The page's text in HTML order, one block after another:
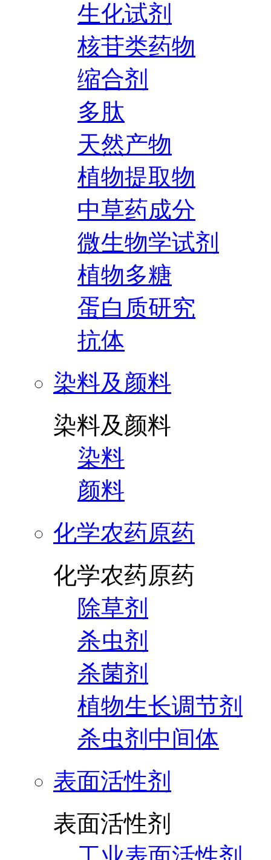
生化试剂
核苷类药物
缩合剂
多肽
天然产物
植物提取物
中草药成分
微生物学试剂
植物多糖
蛋白质研究
抗体
染料及颜料
染料及颜料
染料
颜料
化学农药原药
化学农药原药
除草剂
杀虫剂
杀菌剂
植物生长调节剂
杀虫剂中间体
表面活性剂
表面活性剂